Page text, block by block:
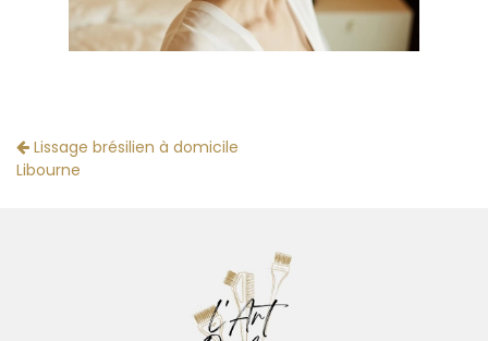
Lissage brésilien à domicile
Libourne